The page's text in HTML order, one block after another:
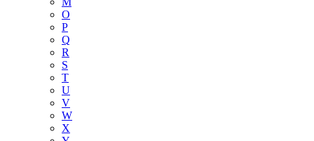
O
P
Q
R
S
T
U
V
W
X